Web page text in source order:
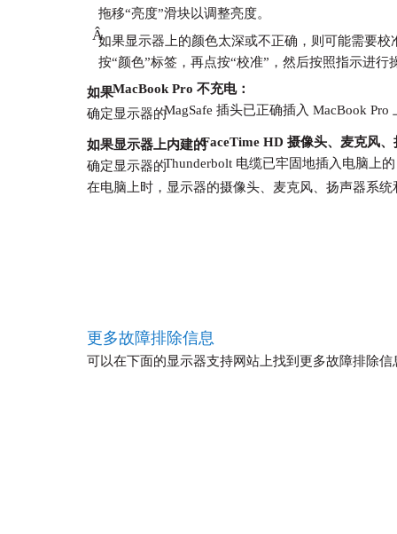
拖移“亮度”滑块以调整亮度。
Â如果显示器上的颜色太深或不正确，则可能需要
按“颜色”标签，再点按“校准”，然后按照指示进行
如果MacBook Pro 不充电：
确定显示器的MagSafe 插头已正确插入 MacBook Pro
如果显示器上内建的FaceTime HD 摄像头、麦克风
确定显示器的Thunderbolt 电缆已牢固地插入电脑上
在电脑上时，显示器的摄像头、麦克风、扬声器系
更多故障排除信息
可以在下面的显示器支持网站上找到更多故障排除信